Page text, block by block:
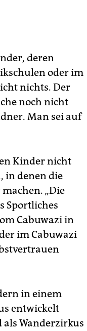
den
am
hat,
deren
oder im
nichts. Der
noch nicht
Man sei auf
Kinder nicht
in denen die
„Die
Sportliches
Cabuwazi in
im Cabuwazi
in einem
entwickelt
als Wanderzirkus